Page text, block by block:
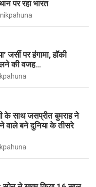
पर रहा भारत
जर्सी पर हंगामा, हॉकी
की वजह…
के साथ जसप्रीत बुमराह ने
वाले बने दुनिया के तीसरे